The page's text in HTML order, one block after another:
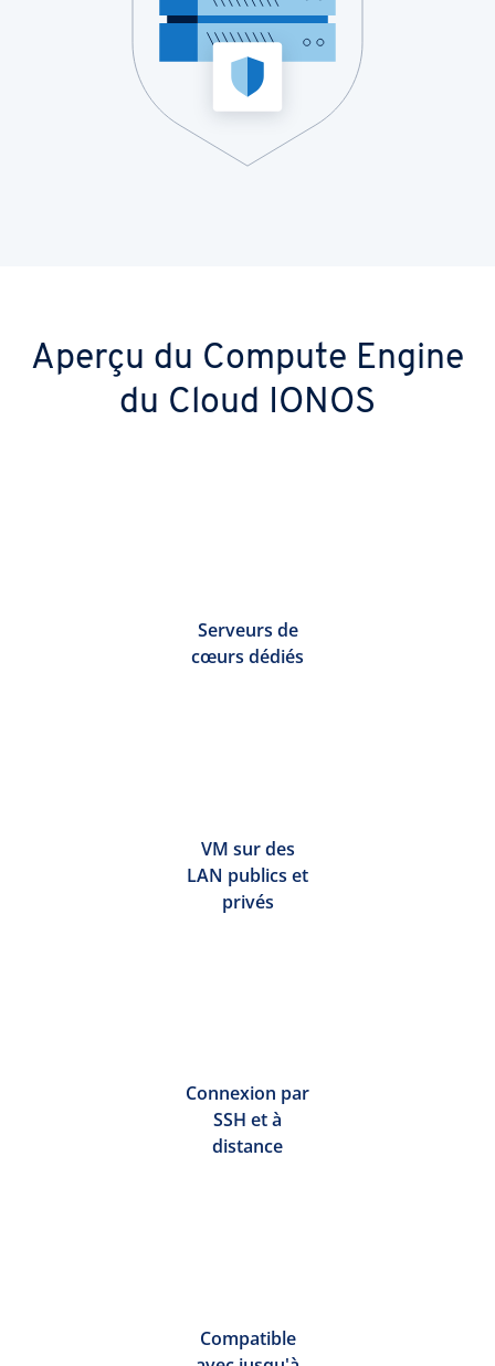
Aperçu du Compute Engine
du Cloud IONOS
Serveurs de
cœurs dédiés
VM sur des
LAN publics et
privés
Connexion par
SSH et à
distance
Compatible